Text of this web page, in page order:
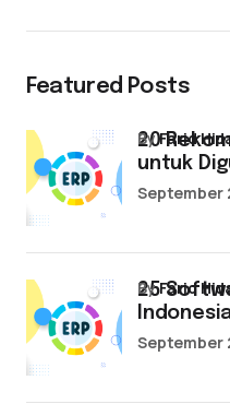
Featured Posts
20
untuk
byFarid
September
25
byFarid
September